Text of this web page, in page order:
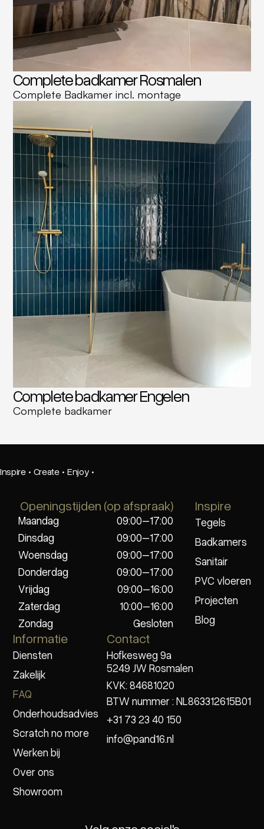
Complete badkamer Rosmalen
Complete Badkamer incl. montage
Complete badkamer Engelen
Complete badkamer
Inspire · Create · Enjoy ·
Openingstijden (op afspraak)
Maandag
09:00–17:00
Dinsdag
09:00–17:00
Woensdag
09:00–17:00
Donderdag
09:00–17:00
Vrijdag
09:00–16:00
Zaterdag
10:00–16:00
Zondag
Gesloten
Inspire
Tegels
Badkamers
Sanitair
PVC vloeren
Projecten
Blog
Informatie
Diensten
Zakelijk
FAQ
Onderhoudsadvies
Scratch no more
Werken bij
Over ons
Showroom
Contact
Hofkesweg 9a
5249 JW Rosmalen
KVK: 84681020
BTW nummer : NL863312615B01
+31 73 23 40 150
info@pand16.nl